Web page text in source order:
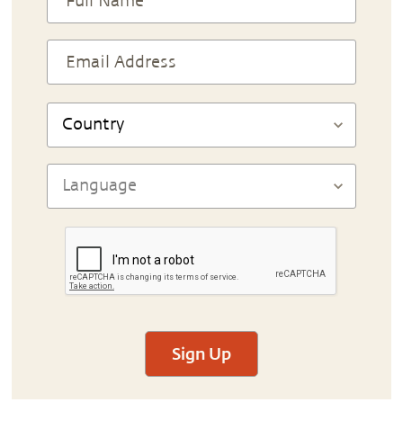
Sign Up